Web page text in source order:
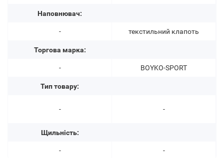
Наповнювач:
-
Торгова марка:
-
Тип товару:
-
Щильність:
-
текстильний клапоть
BOYKO-SPORT
-
-